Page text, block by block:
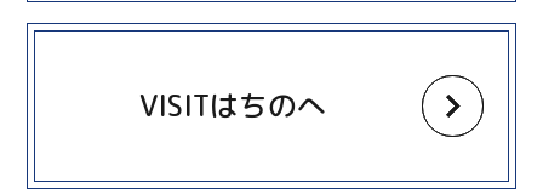
VISITはちのへ
more